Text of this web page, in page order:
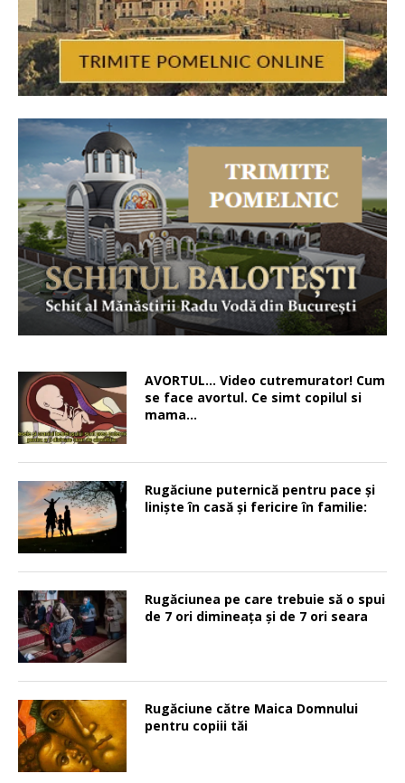
AVORTUL… Video cutremurator! Cum
se face avortul. Ce simt copilul si
mama…
Rugăciune puternică pentru pace şi
linişte în casă şi fericire în familie:
Rugăciunea pe care trebuie să o spui
de 7 ori dimineața și de 7 ori seara
Rugăciune către Maica Domnului
pentru copiii tăi